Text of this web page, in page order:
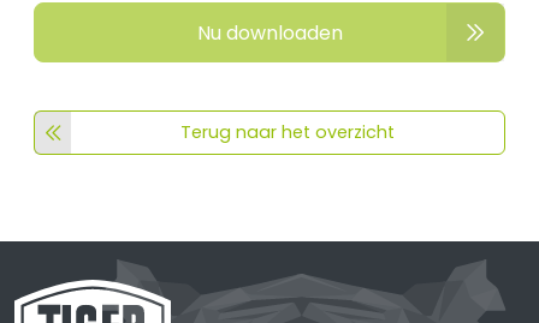
Nu downloaden
Terug naar het overzicht